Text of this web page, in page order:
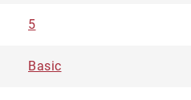
5
Basic